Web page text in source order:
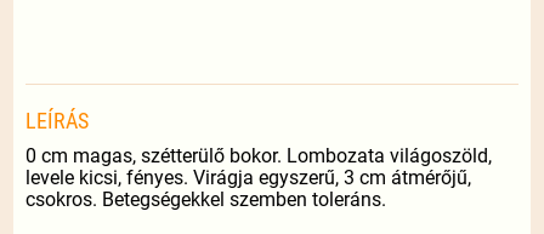
LEÍRÁS
0 cm magas, szétterülő bokor. Lombozata világoszöld,
levele kicsi, fényes. Virágja egyszerű, 3 cm átmérőjű,
csokros. Betegségekkel szemben toleráns.